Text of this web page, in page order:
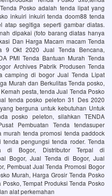
Posko adalah tenda lipat yang
inkuiri inkuiri tenda doom88 tenda
atap segitiga seperti gambar diatas.
dipakai (foto barang diatas hanya
Dan Harga Macam macam Tenda
9 Okt 2020 Jual Tenda Bencana,
PMI Tenda Bantuan Murah Tenda
Archives Pabrik Produsen Tenda
camping di bogor Jual Tenda Lipat
Murah dan Berkulitas Tenda posko,
pesta, tenda Jual Tenda Posko
tenda posko peleton 31 Des 2020
berguna untuk kebutuhan Untuk
posko peleton, silahkan TENDA
Pembuatan Tenda tendasuper
tenda promosi tenda paddock
pengungsi tenda roder. Tenda
di Bogor, Distributor Terpal di
Bogor, Jual Tenda di Bogor, Jual
Pembuat Jual Tenda Promosi Bogor
Murah, Harga Grosir Tenda Posko
Tempat Produksi Tenda Posko
alat perkemahan